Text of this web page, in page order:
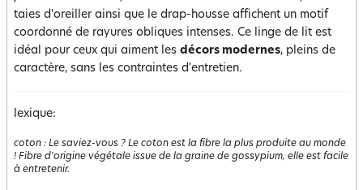
taies d'oreiller ainsi que le drap-housse affichent un motif
coordonné de rayures obliques intenses. Ce linge de lit est
idéal pour ceux qui aiment les décors modernes, pleins de
caractère, sans les contraintes d'entretien.
lexique:
coton : Le saviez-vous ? Le coton est la fibre la plus produite au monde
! Fibre d'origine végétale issue de la graine de gossypium, elle est facile
à entretenir.